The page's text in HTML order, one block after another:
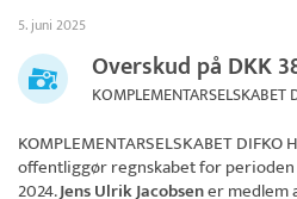
5. juni 2025
Overskud på DKK
KOMPLEMENTARSELSKABET DIFKO
offentliggør regnskabet for perioden
2024.Jens Ulrik Jacobsener medlem